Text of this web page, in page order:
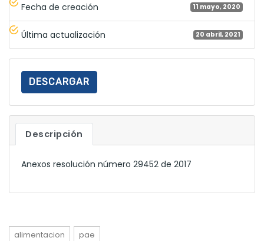
Fecha de creación 11 mayo, 2020
Última actualización 20 abril, 2021
DESCARGAR
Descripción
Anexos resolución número 29452 de 2017
alimentacion pae